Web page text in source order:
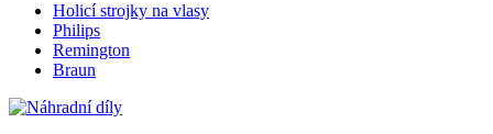
Holicí strojky na vlasy
Philips
Remington
Braun